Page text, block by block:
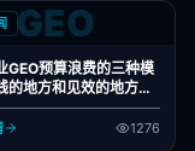
GEO
GEO预算浪费的三种模
的地方和见效的地方不
1276